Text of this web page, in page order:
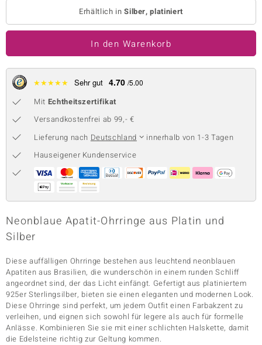
Collection
Classics
Erhältlich inSilber, platiniert
In den Warenkorb
★★★★★ Sehr gut 4.70 /5.00
Mit Echtheitszertifikat
Versandkostenfrei ab 99,- €
Lieferung nach Deutschland
innerhalb von 1-3 Tagen
Hauseigener Kundenservice
Neonblaue Apatit-Ohrringe aus Platin und
Silber
Diese auffälligen Ohrringe bestehen aus leuchtend neonblauen
Apatiten aus Brasilien, die wunderschön in einem runden Schliff
angeordnet sind, der das Licht einfängt. Gefertigt aus platiniertem
925er Sterlingsilber, bieten sie einen eleganten und modernen Look.
Diese Ohrringe sind perfekt, um jedem Outfit einen Farbakzent zu
verleihen, und eignen sich sowohl für legere als auch für formelle
Anlässe. Kombinieren Sie sie mit einer schlichten Halskette, damit
die Edelsteine richtig zur Geltung kommen.